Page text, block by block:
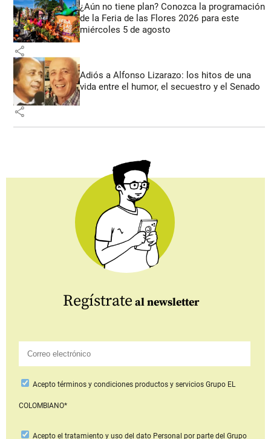
¿Aún no tiene plan? Conozca la programación
de la Feria de las Flores 2026 para este
miércoles 5 de agosto
share
Adiós a Alfonso Lizarazo: los hitos de una
vida entre el humor, el secuestro y el Senado
share
Regístrate al newsletter
Aceptotérminos y condiciones productos y serviciosGrupo EL
COLOMBIANO*
Acepto el tratamiento y uso del dato Personal por parte del Grupo